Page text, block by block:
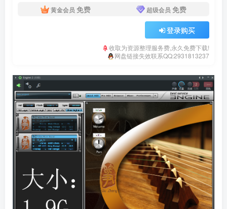
黄金会员 免费 超级会员 免费
登录购买
收取为资源整理服务费,永久免费下载!
网盘链接失效联系QQ:2931813237